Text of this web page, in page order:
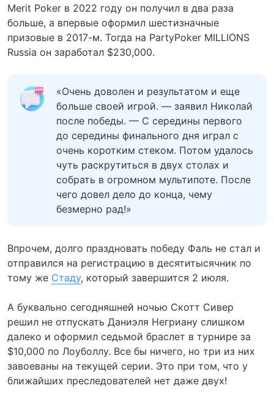
Merit Poker в 2022 году он получил в два раза
больше, а впервые оформил шестизначные
призовые в 2017-м. Тогда на PartyPoker MILLIONS
Russia он заработал $230,000.
«Очень доволен и результатом и еще
больше своей игрой. — заявил Николай
после победы. — С середины первого
до середины финального дня играл с
очень коротким стеком. Потом удалось
чуть раскрутиться в двух столах и
собрать в огромном мультипоте. После
чего довел дело до конца, чему
безмерно рад!»
Впрочем, долго праздновать победу Фаль не стал и
отправился на регистрацию в десятитысячник по
тому же Стаду, который завершится 2 июля.
А буквально сегодняшней ночью Скотт Сивер
решил не отпускать Даниэля Негриану слишком
далеко и оформил седьмой браслет в турнире за
$10,000 по Лоуболлу. Все бы ничего, но три из них
завоеваны на текущей серии. Это при том, что у
ближайших преследователей нет даже двух!